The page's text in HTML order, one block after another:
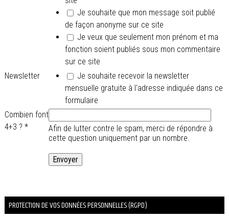
Je souhaite que mon message soit publié
de façon anonyme sur ce site
Je veux que seulement mon prénom et ma
fonction soient publiés sous mon commentaire
sur ce site
Newsletter
Je souhaite recevoir la newsletter
mensuelle gratuite à l'adresse indiquée dans ce
formulaire
Combien font
4+3 ? *
Afin de lutter contre le spam, merci de répondre à
cette question uniquement par un nombre.
PROTECTION DE VOS DONNÉES PERSONNELLES (RGPD)